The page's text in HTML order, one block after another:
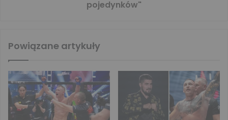
pojedynków"
Powiązane artykuły